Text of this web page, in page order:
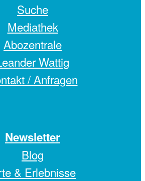
Suche
Mediathek
Abozentrale
Wattig
/ Anfragen
Newsletter
Blog
& Erlebnisse